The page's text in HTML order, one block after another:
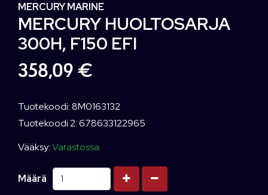
MERCURY MARINE
MERCURY HUOLTOSARJA
300H, F150 EFI
358,09 €
Tuotekoodi: 8M0163132
Tuotekoodi 2: 678633122965
Vääksy:Varastossa
Määrä Kasvata määrää
Vähennä määrää